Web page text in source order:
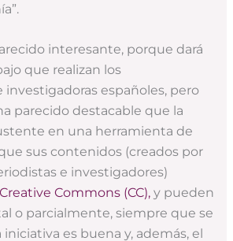
interesante, porque dará
que realizan los
investigadoras españoles, pero
parecido destacable que la
en una herramienta de
sus contenidos (creados por
e investigadores)
Creative Commons (CC),y pueden
o parcialmente, siempre que se
es buena y, además, el